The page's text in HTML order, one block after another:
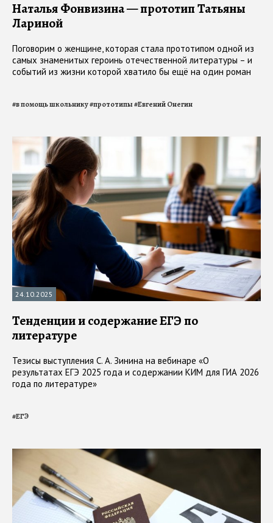
Наталья Фонвизина — прототип Татьяны
Лариной
Поговорим о женщине, которая стала прототипом одной из
самых знаменитых героинь отечественной литературы – и
событий из жизни которой хватило бы ещё на один роман
#в помощь школьнику#прототипы#Евгений Онегин
24.10.2025
Тенденции и содержание ЕГЭ по
литературе
Тезисы выступления С. А. Зинина на вебинаре «О
результатах ЕГЭ 2025 года и содержании КИМ для ГИА 2026
года по литературе»
#ЕГЭ